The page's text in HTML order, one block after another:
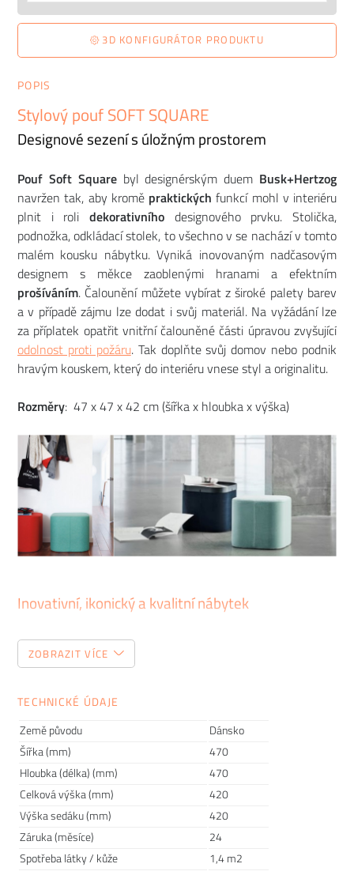
3D KONFIGURÁTOR PRODUKTU
POPIS
Stylový pouf SOFT SQUARE
Designové sezení s úložným prostorem
Pouf Soft Square byl designérským duem Busk+Hertzog
navržen tak, aby kromě praktickýchfunkcí mohl v interiéru
plnit i roli dekorativního designového prvku. Stolička,
podnožka, odkládací stolek, to všechno v se nachází v tomto
malém kousku nábytku. Vyniká inovovaným nadčasovým
designem s měkce zaoblenými hranami a efektním
prošíváním. Čalounění můžete vybírat z široké palety barev
a v případě zájmu lze dodat i svůj materiál. Na vyžádání lze
za příplatek opatřit vnitřní čalouněné části úpravou zvyšující
odolnost proti požáru. Tak doplňte svůj domov nebo podnik
hravým kouskem, který do interiéru vnese styl a originalitu.
Rozměry: 47 x 47 x 42 cm (šířka x hloubka x výška)
Inovativní, ikonický a kvalitní nábytek
ZnačkaSoftlineurazila od roku 1979, kdy byla založena,
dlouhou cestu. Nyní je mezinárodně uznávaným výrobcem
najdete ve všech koutech světa.
měnící se potřeby zákazníka i snadnákombinovatelnost
jednotlivých kousků. To jsou spolu s
lokální
kterými se Softline řídí. Tak si zařiďte obývací pokoj, kancelář
či zasedací místnost v dokonale vyladěném stylu.
ZOBRAZIT VÍCE
TECHNICKÉ ÚDAJE
Země původu
Dánsko
Šířka (mm)
470
Hloubka (délka) (mm)
470
Celková výška (mm)
420
Výška sedáku (mm)
420
Záruka (měsíce)
24
Spotřeba látky / kůže
1,4 m2